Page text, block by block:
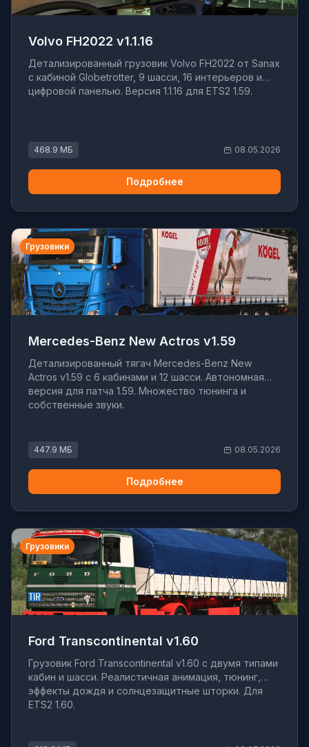
Volvo FH2022 v1.1.16
Детализированный грузовик Volvo FH2022 от Sanax
с кабиной Globetrotter, 9 шасси, 16 интерьеров и
цифровой панелью. Версия 1.1.16 для ETS2 1.59.
468.9 МБ 08.05.2026
Подробнее
Грузовики
Mercedes-Benz New Actros v1.59
Детализированный тягач Mercedes-Benz New
Actros v1.59 с 6 кабинами и 12 шасси. Автономная
версия для патча 1.59. Множество тюнинга и
собственные звуки.
447.9 МБ 08.05.2026
Подробнее
Грузовики
Ford Transcontinental v1.60
Грузовик Ford Transcontinental v1.60 с двумя типами
кабин и шасси. Реалистичная анимация, тюнинг,
эффекты дождя и солнцезащитные шторки. Для
ETS2 1.60.